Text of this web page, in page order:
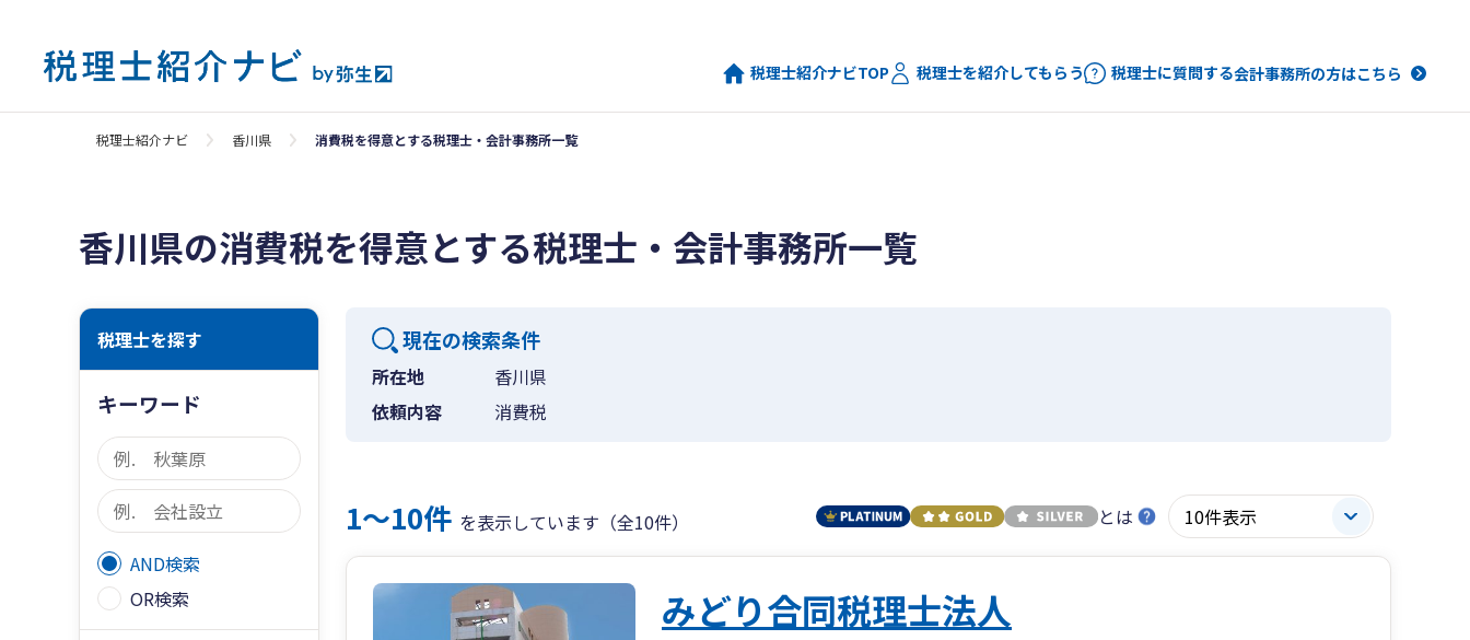
税理士紹介ナビTOP 税理士を紹介してもらう 税理士に質問する会計事務所の方はこちら
税理士紹介ナビ 香川県 消費税を得意とする税理士・会計事務所一覧
香川県の消費税を得意とする税理士・会計事務所一覧
税理士を探す
キーワード
AND検索
OR検索
現在の検索条件
所在地
香川県
依頼内容
消費税
1〜10件 を表示しています（全10件） とは
みどり合同税理士法人